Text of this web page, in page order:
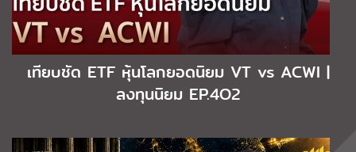
เทียบชัด ETF หุ้นโลกยอดนิยม VT vs ACWI |
ลงทุนนิยม EP.4O2